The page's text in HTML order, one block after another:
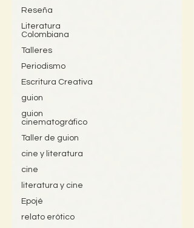
Reseña
Literatura
Colombiana
Talleres
Periodismo
Escritura Creativa
guion
guion
cinematográfico
Taller de guion
cine y literatura
cine
literatura y cine
Epojé
relato erótico